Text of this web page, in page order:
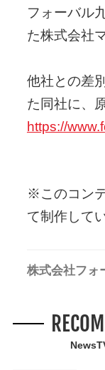
フォーバル
た株式会社
他社との差
た同社に、
https://
※このコン
て制作して
株式会社フォ